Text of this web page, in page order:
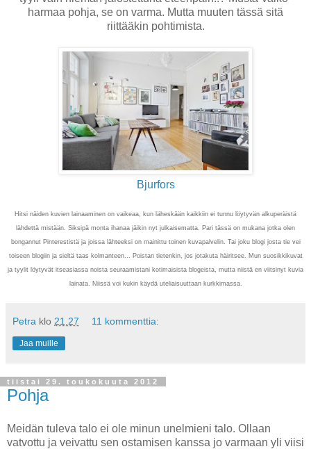
harmaa pohja, se on varma. Mutta muuten tässä sitä
riittääkin pohtimista.
Bjurfors
Hitsi näiden kuvien lainaaminen on vaikeaa, kun läheskään kaikkiin ei tunnu löytyvän alkuperäistä
lähdettä mistään. Siksipä monta ihanaa jäikin nyt julkaisematta. Pari tässä on mukana jotka olen
bongannut Pinterestistä ja joissa lähteeksi on mainittu toinen kuvapalvelin. Tai joku blogi josta tie vei
toiseen blogiin ja sieltä taas kolmanteen... Poistan tietenkin, jos jotakuta häiritsee. Mun suosikkikuvat
ja tyylit löytyvät itseasiassa noista seuraamistani kotimaisista blogeista, mutta niistä en viitsinyt kuvia
lainata. Niissä voi kukin käydä uteliaisuuttaan kurkkimassa.
Petra klo 21.27 11 kommenttia:
Jaa muille
tiistai 29. toukokuuta 2012
Pohja
Meidän tuleva talo ei ole minun unelmieni talo. Ollaan
vatvottu ja veivattu sen ostamisen kanssa jo varmaan yli viisi